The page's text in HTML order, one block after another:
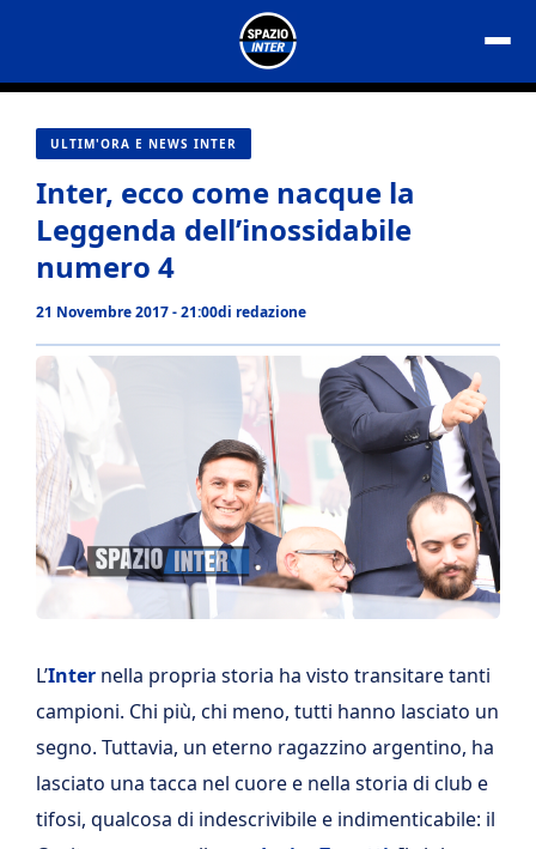
contenuto
ULTIM'ORA E NEWS INTER
Inter, ecco come nacque la
Leggenda dell’inossidabile
numero 4
21 Novembre 2017 - 21:00di redazione
L’Inter nella propria storia ha visto transitare tanti
campioni. Chi più, chi meno, tutti hanno lasciato un
segno. Tuttavia, un eterno ragazzino argentino, ha
lasciato una tacca nel cuore e nella storia di club e
tifosi, qualcosa di indescrivibile e indimenticabile: il